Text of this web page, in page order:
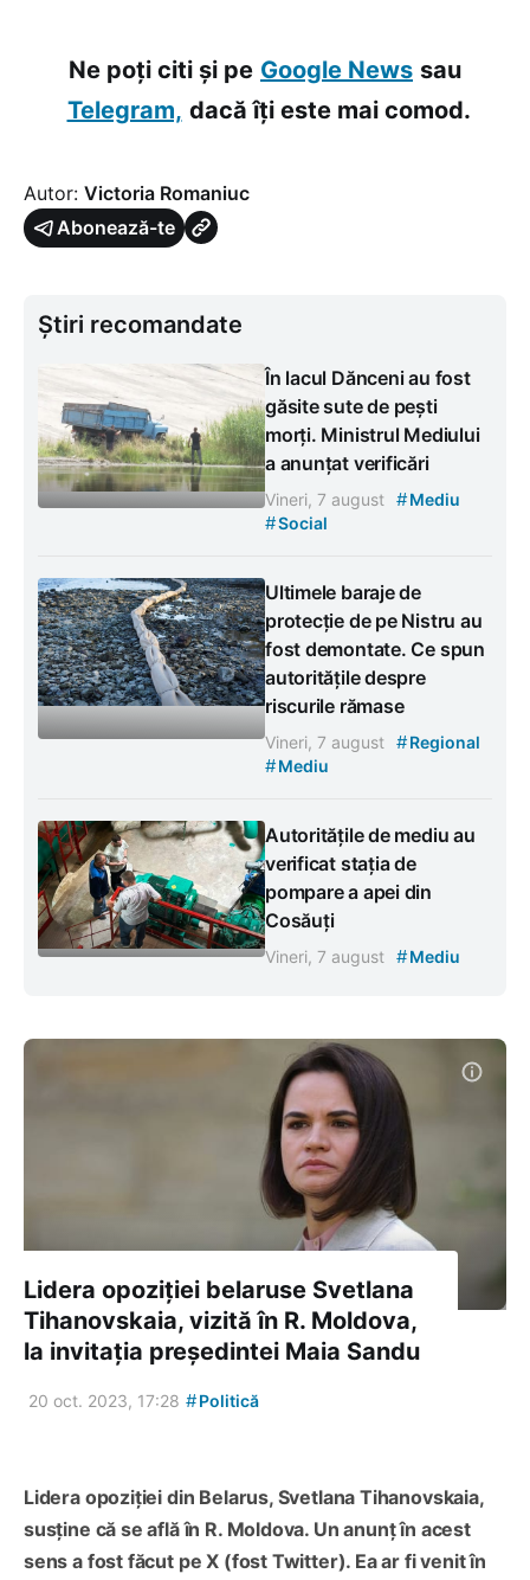
Ne poți citi și pe Google News sau
Telegram, dacă îți este mai comod.
Autor: Victoria Romaniuc
Abonează-te
Știri recomandate
În lacul Dănceni au fost
găsite sute de pești
morți. Ministrul Mediului
a anunțat verificări
Vineri, 7 august #Mediu
#Social
Ultimele baraje de
protecție de pe Nistru au
fost demontate. Ce spun
autoritățile despre
riscurile rămase
Vineri, 7 august #Regional
#Mediu
Autoritățile de mediu au
verificat stația de
pompare a apei din
Cosăuți
Vineri, 7 august #Mediu
Lidera opoziției belaruse Svetlana
Tihanovskaia, vizită în R. Moldova,
la invitația președintei Maia Sandu
20 oct. 2023, 17:28 #Politică
Lidera opoziției din Belarus,Svetlana Tihanovskaia,
susține că se află în R.Moldova. Un anunț în acest
sens a fost făcut pe X (fost Twitter). Ea ar fi venit în